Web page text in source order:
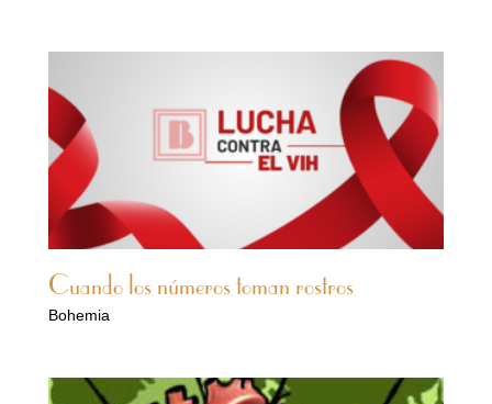
Cuando los números toman rostros
Bohemia